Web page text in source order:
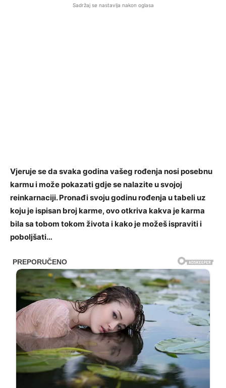
Sadržaj se nastavlja nakon oglasa
Vjeruje se da svaka godina vašeg rođenja nosi posebnu
karmu i može pokazati gdje se nalazite u svojoj
reinkarnaciji. Pronađi svoju godinu rođenja u tabeli uz
koju je ispisan broj karme, ovo otkriva kakva je karma
bila sa tobom tokom života i kako je možeš ispraviti i
poboljšati…